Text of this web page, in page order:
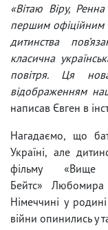
«Вітаю Віру,
першим офіційним
дитинства
класична
повітря. Ця
відображенням
написав Євген в
Нагадаємо, що
Україні, але
фільму
Бейтс»
Німеччині у
війни опинились у